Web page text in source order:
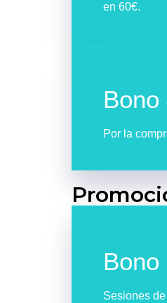
en 60€.
Por la
Sesiones